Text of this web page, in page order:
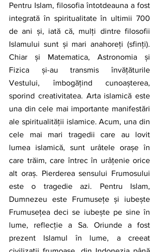
Pentru Islam, filosofia întotdeauna a fost
integrată în spiritualitate în ultimii 700
de ani și, iată că, mulți dintre filosofii
Islamului sunt și mari anahoreți (sfinți).
Chiar și Matematica, Astronomia și
Fizica și-au transmis învățăturile
Vestului, îmbogățind cunoașterea,
sporind creativitatea. Arta islamică este
una din cele mai importante manifestări
ale spiritualității islamice. Acum, una din
cele mai mari tragedii care au lovit
lumea islamică, sunt urâtele orașe în
care trăim, care întrec în urâțenie orice
alt oraș. Pierderea sensului Frumosului
este o tragedie azi. Pentru Islam,
Dumnezeu este Frumusețe și iubește
Frumusețea deci se iubește pe sine în
lume, reflecție a Sa. Oriunde a fost
prezent Islamul în lume, a creeat